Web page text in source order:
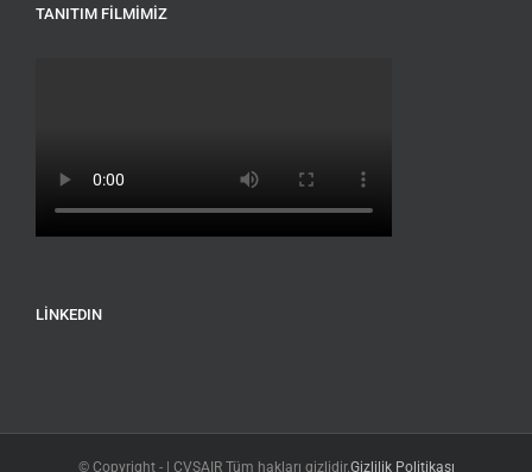
TANITIM FILMIMIZ
LINKEDIN
© Copyright - | CVSAIR Tüm hakları gizlidir.Gizlilik Politikası